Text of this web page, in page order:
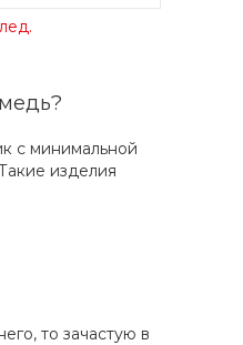
с минимальной
изделия
то зачастую в